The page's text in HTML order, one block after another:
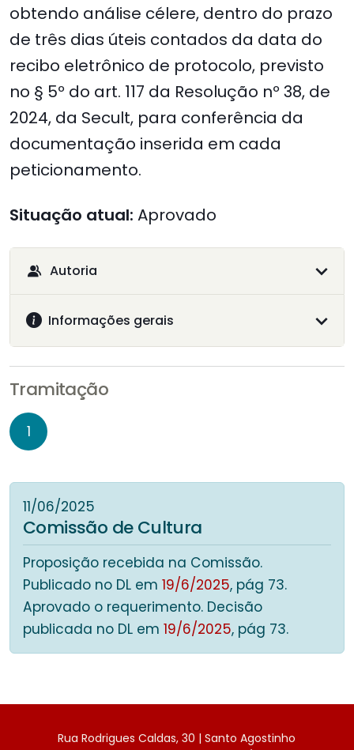
obtendo análise célere, dentro do prazo
de três dias úteis contados da data do
recibo eletrônico de protocolo, previsto
no § 5º do art. 117 da Resolução nº 38, de
2024, da Secult, para conferência da
documentação inserida em cada
peticionamento.
Situação atual: Aprovado
Autoria
Informações gerais
Tramitação
1
11/06/2025
Comissão de Cultura
Proposição recebida na Comissão.
Publicado no DL em 19/6/2025, pág 73.
Aprovado o requerimento. Decisão
publicada no DL em 19/6/2025, pág 73.
Rua Rodrigues Caldas, 30 | Santo Agostinho